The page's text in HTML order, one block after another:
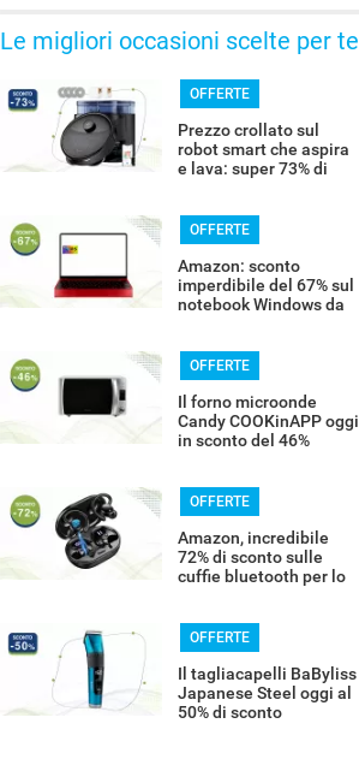
Le migliori occasioni scelte per te
OFFERTE
Prezzo crollato sul
robot smart che aspira
e lava: super 73% di
OFFERTE
Amazon: sconto
imperdibile del 67% sul
notebook Windows da
OFFERTE
Il forno microonde
Candy COOKinAPP oggi
in sconto del 46%
OFFERTE
Amazon, incredibile
72% di sconto sulle
cuffie bluetooth per lo
OFFERTE
Il tagliacapelli BaByliss
Japanese Steel oggi al
50% di sconto